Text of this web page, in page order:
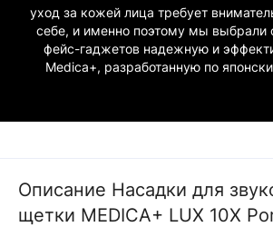
уход за кожей лица требует
себе, и именно поэтому мы
фейс-гаджетов надежную и
Medica+, разработанную по
Описание Насадки для
щетки MEDICA+ LUX 10Х